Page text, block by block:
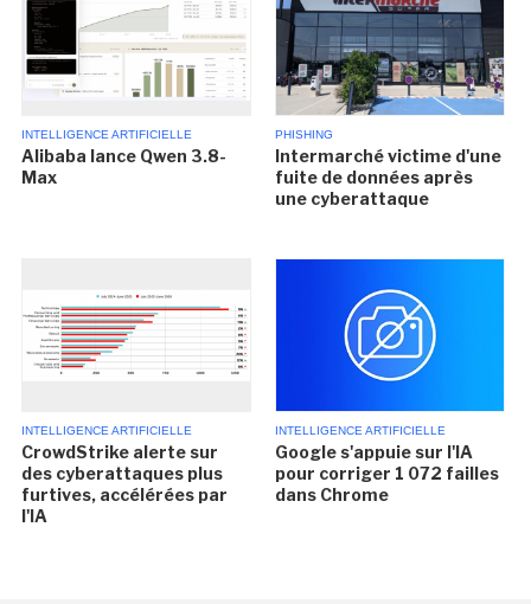
INTELLIGENCE ARTIFICIELLE
Alibaba lance Qwen 3.8-
Max
PHISHING
Intermarché victime d'une
fuite de données après
une cyberattaque
INTELLIGENCE ARTIFICIELLE
CrowdStrike alerte sur
des cyberattaques plus
furtives, accélérées par
l'IA
INTELLIGENCE ARTIFICIELLE
Google s'appuie sur l'IA
pour corriger 1 072 failles
dans Chrome